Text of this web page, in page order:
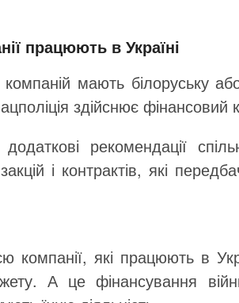
працюють в Україні
мають білоруську
здійснює
рекомендації
і контрактів, які
компанії, які працюють в
А це фінансування